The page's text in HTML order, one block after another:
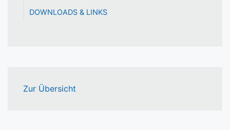
DOWNLOADS & LINKS
Zur Übersicht